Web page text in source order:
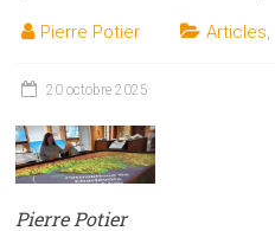
Pierre Potier Articles
20 octobre 2025
Pierre Potier